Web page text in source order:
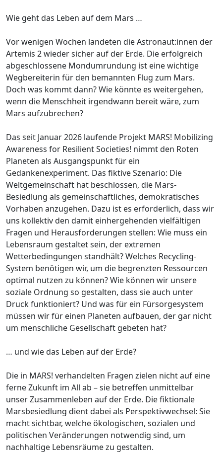
Wie geht das Leben auf dem Mars …
Vor wenigen Wochen landeten die Astronaut:innen der
Artemis 2 wieder sicher auf der Erde. Die erfolgreich
abgeschlossene Mondumrundung ist eine wichtige
Wegbereiterin für den bemannten Flug zum Mars.
Doch was kommt dann? Wie könnte es weitergehen,
wenn die Menschheit irgendwann bereit wäre, zum
Mars aufzubrechen?
Das seit Januar 2026 laufende Projekt MARS! Mobilizing
Awareness for Resilient Societies! nimmt den Roten
Planeten als Ausgangspunkt für ein
Gedankenexperiment. Das fiktive Szenario: Die
Weltgemeinschaft hat beschlossen, die Mars-
Besiedlung als gemeinschaftliches, demokratisches
Vorhaben anzugehen. Dazu ist es erforderlich, dass wir
uns kollektiv den damit einhergehenden vielfältigen
Fragen und Herausforderungen stellen: Wie muss ein
Lebensraum gestaltet sein, der extremen
Wetterbedingungen standhält? Welches Recycling-
System benötigen wir, um die begrenzten Ressourcen
optimal nutzen zu können? Wie können wir unsere
soziale Ordnung so gestalten, dass sie auch unter
Druck funktioniert? Und was für ein Fürsorgesystem
müssen wir für einen Planeten aufbauen, der gar nicht
um menschliche Gesellschaft gebeten hat?
… und wie das Leben auf der Erde?
Die in MARS! verhandelten Fragen zielen nicht auf eine
ferne Zukunft im All ab – sie betreffen unmittelbar
unser Zusammenleben auf der Erde. Die fiktionale
Marsbesiedlung dient dabei als Perspektivwechsel: Sie
macht sichtbar, welche ökologischen, sozialen und
politischen Veränderungen notwendig sind, um
nachhaltige Lebensräume zu gestalten.